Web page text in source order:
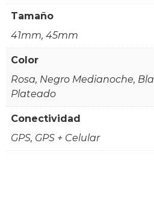
Tamaño
41mm, 45mm
Color
Rosa, Negro Medianoche,
Plateado
Conectividad
GPS, GPS + Celular